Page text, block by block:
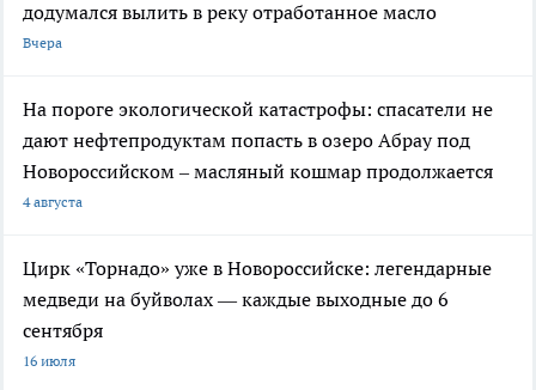
додумался вылить в реку отработанное масло
Вчера
На пороге экологической катастрофы: спасатели не
дают нефтепродуктам попасть в озеро Абрау под
Новороссийском – масляный кошмар продолжается
4 августа
Цирк «Торнадо» уже в Новороссийске: легендарные
медведи на буйволах — каждые выходные до 6
сентября
16 июля